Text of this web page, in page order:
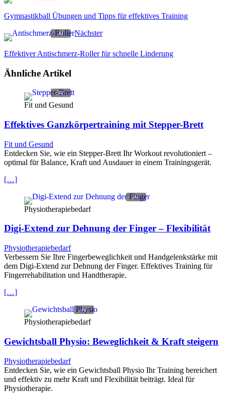
Gymnastikball Übungen und Tipps für effektives Training
Nächster
Effektiver Antischmerz-Roller für schnelle Linderung
Ähnliche Artikel
Fit und Gesund
Effektives Ganzkörpertraining mit Stepper-Brett
Fit und Gesund
Entdecken Sie, wie ein Stepper-Brett Ihr Workout revolutioniert –
optimal für Balance, Kraft und Ausdauer in einem Trainingsgerät.
[…]
Physiotherapiebedarf
Digi-Extend zur Dehnung der Finger – Flexibilität
Physiotherapiebedarf
Verbessern Sie Ihre Fingerbeweglichkeit und Handgelenkstärke mit
dem Digi-Extend zur Dehnung der Finger. Effektives Training für
Fingerrehabilitation und Handtherapie.
[…]
Physiotherapiebedarf
Gewichtsball Physio: Beweglichkeit & Kraft steigern
Physiotherapiebedarf
Entdecken Sie, wie ein Gewichtsball Physio Ihr Training bereichert
und effektiv zu mehr Kraft und Flexibilität beiträgt. Ideal für
Physiotherapie.